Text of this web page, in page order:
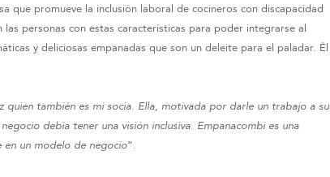
que promueve la inclusión laboral de cocineros con discapacidad
personas con estas características para poder integrarse al
y deliciosas empanadas que son un deleite para el paladar. Él
quien también es mi socia. Ella, motivada por darle un trabajo a su
debía tener una visión inclusiva. Empanacombi es una
en un modelo de negocio”.